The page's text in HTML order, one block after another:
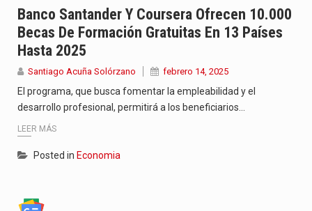
Con el inicio del gobierno de Abelardo de la Espriella,…
Abelardo de la Espriella comenzó su Gobierno con uno de…
Banco Santander Y Coursera Ofrecen 10.000
Becas De Formación Gratuitas En 13 Países
Hasta 2025
Santiago Acuña Solórzano febrero 14, 2025
El programa, que busca fomentar la empleabilidad y el
desarrollo profesional, permitirá a los beneficiarios…
LEER MÁS
Posted in Economia